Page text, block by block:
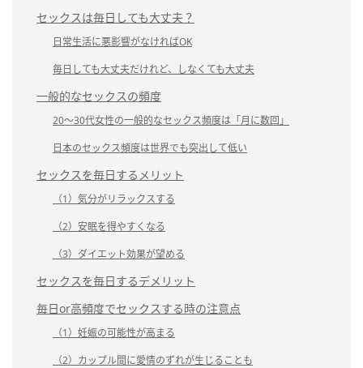
セックスは毎日しても大丈夫？
日常生活に悪影響がなければOK
毎日しても大丈夫だけれど、しなくても大丈夫
一般的なセックスの頻度
20～30代女性の一般的なセックス頻度は「月に数回」
日本のセックス頻度は世界でも突出して低い
セックスを毎日するメリット
（1）気分がリラックスする
（2）安眠を得やすくなる
（3）ダイエット効果が望める
セックスを毎日するデメリット
毎日or高頻度でセックスする時の注意点
（1）妊娠の可能性が高まる
（2）カップル間に愛情のずれが生じることも